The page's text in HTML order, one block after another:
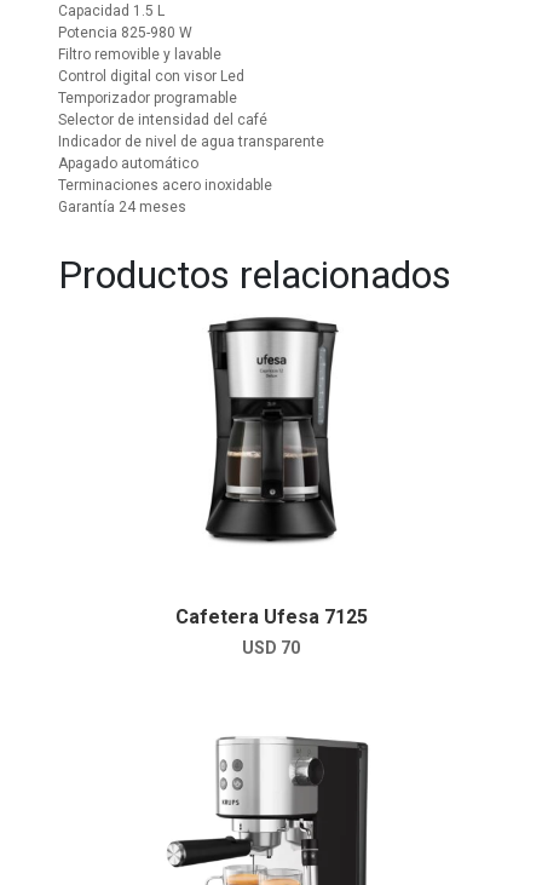
Capacidad 1.5 L
Potencia 825-980 W
Filtro removible y lavable
Control digital con visor Led
Temporizador programable
Selector de intensidad del café
Indicador de nivel de agua transparente
Apagado automático
Terminaciones acero inoxidable
Garantía 24 meses
Productos relacionados
Cafetera Ufesa 7125
USD 70